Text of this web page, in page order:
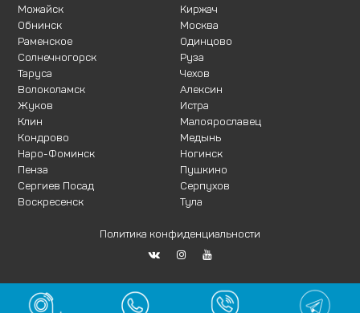
Можайск
Обнинск
Раменское
Солнечногорск
Таруса
Киржач
Москва
Одинцово
Руза
Чехов
Волоколамск
Жуков
Клин
Кондрово
Наро-Фоминск
Пенза
Сергиев Посад
Воскресенск
Алексин
Истра
Малоярославец
Медынь
Ногинск
Пушкино
Серпухов
Тула
Политика конфиденциальности
Сайт разработан в ИдеЯ